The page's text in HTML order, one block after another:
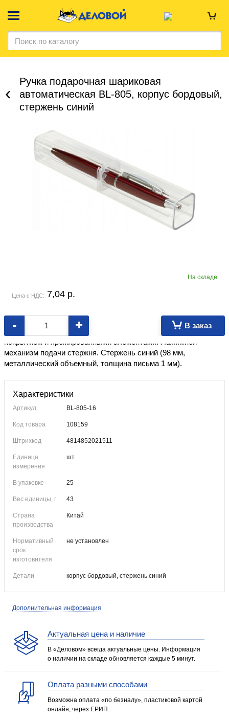
Ручка подарочная шариковая
автоматическая BL-805, корпус бордовый,
стержень синий
На складе
Цена с НДС: 7,04 p.
- + В заказ
Шариковая ручка в цветном корпусе с матовым лаковым
покрытием и хромированными элементами. Нажимной
механизм подачи стержня. Стержень синий (98 мм,
металлический объемный, толщина письма 1 мм).
Характеристики
Артикул BL-805-16
Код товара 108159
Штрихкод 4814852021511
Единица
измерения
шт.
В упаковке 25
Вес единицы, г 43
Страна
производства
Китай
Нормативный
срок
изготовителя
не установлен
Детали корпус бордовый, стержень синий
Дополнительная информация
Актуальная цена и наличие
В «Деловом» всегда актуальные цены. Информация
о наличии на складе обновляется каждые 5 минут.
Оплата разными способами
Возможна оплата «по безналу», пластиковой картой
онлайн, через ЕРИП.